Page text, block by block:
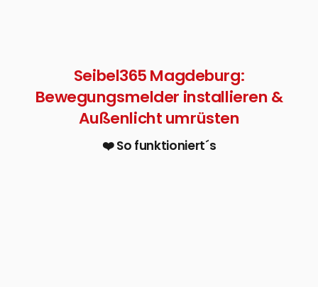
Seibel365 Magdeburg:
Bewegungsmelder installieren &
Außenlicht umrüsten
❤️ So funktioniert´s